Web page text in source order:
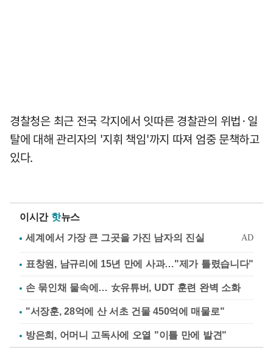
경찰청은 최근 전국 각지에서 잇따른 경찰관의 위법·일
탈에 대해 관리자의 '지휘 책임'까지 따져 엄중 문책하고
있다.
이시간 핫뉴스
표창원, 남규리에 15년 만에 사과…"제가 틀렸습니다"
손 묶인채 물속에… 女유튜버, UDT 훈련 완벽 소화
"서장훈, 28억에 산 서초 건물 450억에 매물로"
방은희, 어머니 고독사에 오열 "이틀 만에 발견"